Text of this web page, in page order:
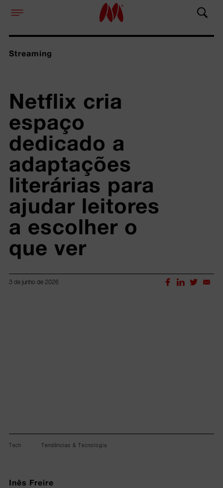
Streaming
Netflix cria
espaço
dedicado a
adaptações
literárias para
ajudar leitores
a escolher o
que ver
3 de junho de 2026
Tech Tendências & Tecnologia
Inês Freire